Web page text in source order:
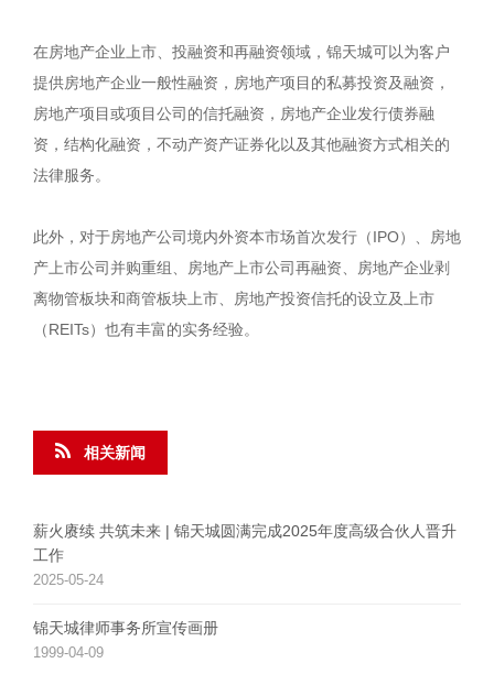
在房地产企业上市、投融资和再融资领域，锦天城可以为客户
提供房地产企业一般性融资，房地产项目的私募投资及融资，
房地产项目或项目公司的信托融资，房地产企业发行债券融
资，结构化融资，不动产资产证券化以及其他融资方式相关的
法律服务。
此外，对于房地产公司境内外资本市场首次发行（IPO）、房地
产上市公司并购重组、房地产上市公司再融资、房地产企业剥
离物管板块和商管板块上市、房地产投资信托的设立及上市
（REITs）也有丰富的实务经验。
相关新闻
薪火赓续 共筑未来 | 锦天城圆满完成2025年度高级合伙人晋升
工作
2025-05-24
锦天城律师事务所宣传画册
1999-04-09